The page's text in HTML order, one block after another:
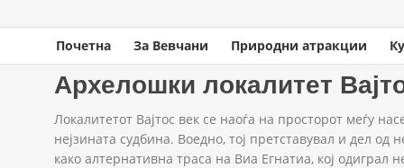
Почетна
За Вевчани Природни атракции
You are here
Home»Културно наследство» Архелошки локалитет Вајтос
Архелошки локалитет
Локалитетот Вајтос век се наоѓа на просторот меѓу
нејзината судбина. Воедно, тој претставувал и дел
како алтернативна траса на Виа Егнатиа, кој одиграл